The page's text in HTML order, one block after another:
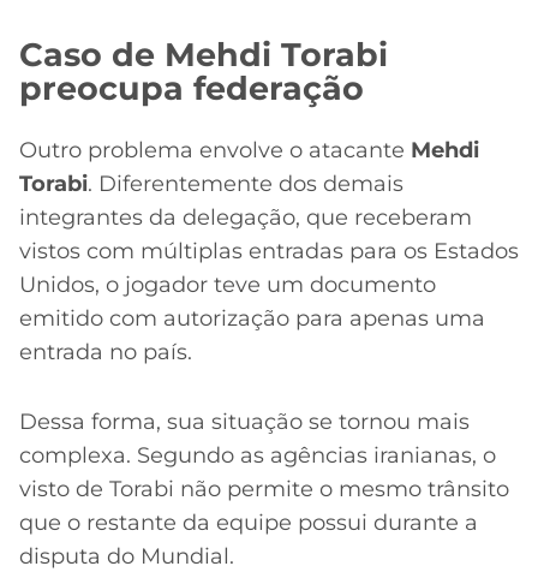
Caso de Mehdi Torabi
preocupa federação
Outro problema envolve o atacante Mehdi
Torabi. Diferentemente dos demais
integrantes da delegação, que receberam
vistos com múltiplas entradas para os Estados
Unidos, o jogador teve um documento
emitido com autorização para apenas uma
entrada no país.
Dessa forma, sua situação se tornou mais
complexa. Segundo as agências iranianas, o
visto de Torabi não permite o mesmo trânsito
que o restante da equipe possui durante a
disputa do Mundial.